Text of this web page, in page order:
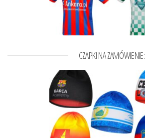
CZAPKI NA ZAMÓWIENIE: